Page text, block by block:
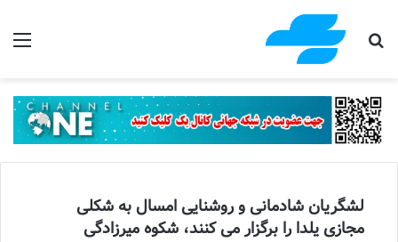
جستجو برای
لشگریان شادمانی و روشنایی امسال به شکلی
مجازی یلدا را برگزار می کنند، شکوه میرزادگی